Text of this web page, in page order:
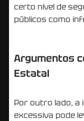
certo nível de
públicos como
Argumentos
Estatal
Por outro lado, a
excessiva pode